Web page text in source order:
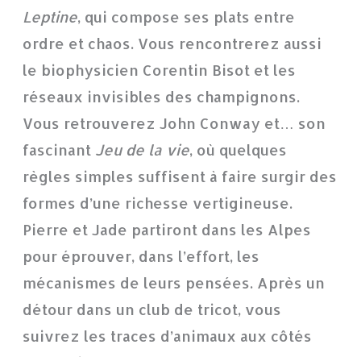
Leptine, qui compose ses plats entre
ordre et chaos. Vous rencontrerez aussi
le biophysicien Corentin Bisot et les
réseaux invisibles des champignons.
Vous retrouverez John Conway et… son
fascinant Jeu de la vie, où quelques
règles simples suffisent à faire surgir des
formes d’une richesse vertigineuse.
Pierre et Jade partiront dans les Alpes
pour éprouver, dans l’effort, les
mécanismes de leurs pensées. Après un
détour dans un club de tricot, vous
suivrez les traces d’animaux aux côtés